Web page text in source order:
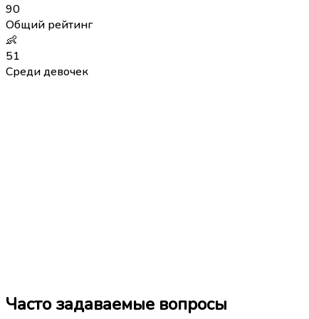
90
Общий рейтинг
👶
51
Среди девочек
Часто задаваемые вопросы